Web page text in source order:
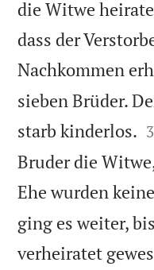
die Witwe
dass der
Nachkommen
sieben Brüder.
starb kinderlos. 
Bruder die
Ehe wurden
ging es weiter,
verheiratet